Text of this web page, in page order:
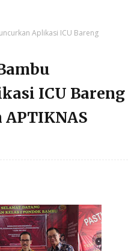
Aplikasi ICU Bareng
ICU Bareng